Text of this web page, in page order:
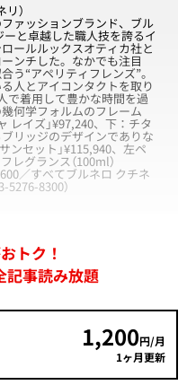
）
ァッションブランド、ブル
と卓越した職人技を誇るイ
ールルックスオティカ社と
ンチした。なかでも注目
う“アペリティフレンズ”。
人とアイコンタクトを取り
で着用して豊かな時間を過
何学フォルムのフレーム
レイズ」¥97,240、下：チタ
リッジのデザインでありな
ンセット」¥115,940、左ペ
レグランス（100ml）
／すべてブルネロ クチネ
8300）
トク！
記事読み放題
1,200円/月
1ヶ月更新